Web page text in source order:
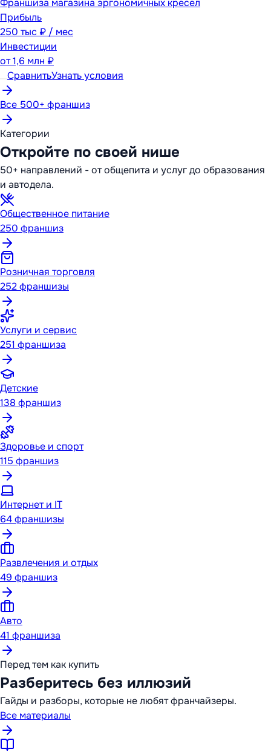
Франшиза магазина эргономичных кресел
Прибыль
250 тыс ₽ / мес
Инвестиции
от1,6 млн ₽
СравнитьУзнать условия
Все 500+ франшиз
Категории
Откройте по своей нише
50+ направлений - от общепита и услуг до образования
и автодела.
Общественное питание
250 франшиз
Розничная торговля
252франшизы
Услуги и сервис
251 франшиза
Детские
138 франшиз
Здоровье и спорт
115 франшиз
Интернет и IT
64франшизы
Развлечения и отдых
49 франшиз
Авто
41 франшиза
Перед тем как купить
Разберитесь без иллюзий
Гайды и разборы, которые не любят франчайзеры.
Все материалы